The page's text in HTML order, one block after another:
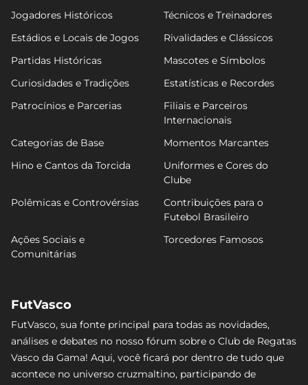
Jogadores Históricos
Técnicos e Treinadores
Estádios e Locais de Jogos
Rivalidades e Clássicos
Partidas Históricas
Mascotes e Símbolos
Curiosidades e Tradições
Estatísticas e Recordes
Patrocínios e Parcerias
Filiais e Parceiros
Internacionais
Categorias de Base
Momentos Marcantes
Hino e Cantos da Torcida
Uniformes e Cores do
Clube
Polêmicas e Controvérsias
Contribuições para o
Futebol Brasileiro
Ações Sociais e
Comunitárias
Torcedores Famosos
FutVasco
FutVasco, sua fonte principal para todas as novidades,
análises e debates no nosso fórum sobre o Club de Regatas
Vasco da Gama! Aqui, você ficará por dentro de tudo que
acontece no universo cruzmaltino, participando de